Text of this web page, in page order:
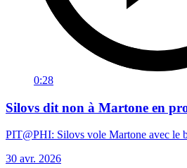
0:28
Silovs dit non à Martone en
PIT@PHI: Silovs vole Martone avec le
30 avr. 2026